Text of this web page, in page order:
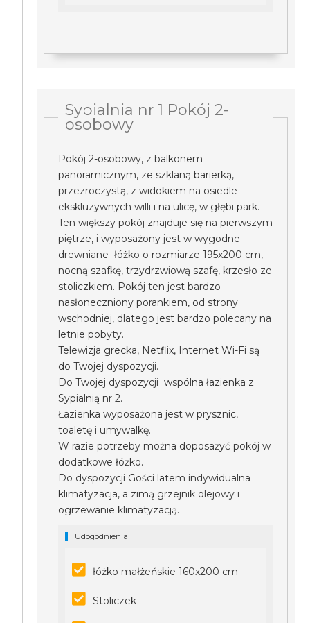
Sypialnia nr 1 Pokój 2-
osobowy
Pokój 2-osobowy, z balkonem
panoramicznym, ze szklaną barierką,
przezroczystą, z widokiem na osiedle
ekskluzywnych willi i na ulicę, w głębi park.
Ten większy pokój znajduje się na pierwszym
piętrze, i wyposażony jest w wygodne
drewniane łóżko o rozmiarze 195x200 cm,
nocną szafkę, trzydrzwiową szafę, krzesło ze
stoliczkiem. Pokój ten jest bardzo
nasłoneczniony porankiem, od strony
wschodniej, dlatego jest bardzo polecany na
letnie pobyty.
Telewizja grecka, Netflix, Internet Wi-Fi są
do Twojej dyspozycji.
Do Twojej dyspozycji wspólna łazienka z
Sypialnią nr 2.
Łazienka wyposażona jest w prysznic,
toaletę i umywalkę.
W razie potrzeby można doposażyć pokój w
dodatkowe łóżko.
Do dyspozycji Gości latem indywidualna
klimatyzacja, a zimą grzejnik olejowy i
ogrzewanie klimatyzacją.
Udogodnienia
łóżko małżeńskie 160x200 cm
Stoliczek